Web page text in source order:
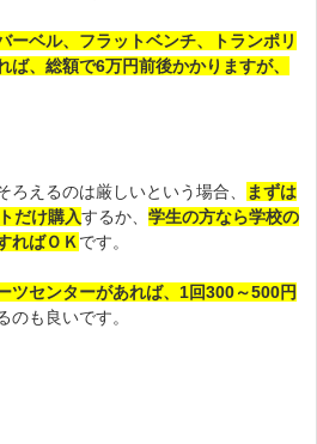
ーベル、フラットベンチ、トランポリ
ば、総額で6万円前後かかりますが、
ろえるのは厳しいという場合、
まずは
だけ購入するか、 学生の方なら学校の
ればＯＫ です。
ツセンターがあれば、1回300～500円
のも良いです。